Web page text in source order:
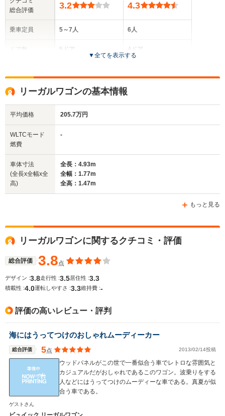
総合評価
乗車定員
サイズ
(全長x全幅x全高)
WLTCモード
燃費
排気量
駆動方式
3.2
5～7人
5ドア
全高
-m
-
2967cc
FF
4.3
6人
4ドア
全高
-
▼全てを表示する
リーガルワゴンの基本情報
平均価格 205.7万円
WLTCモード
燃費
-
車体寸法
(全長x全幅x全
高)
全長：4.93m
全幅：1.77m
全高：1.47m
もっと見る
リーガルワゴンに関するクチコミ・評価
総合評価 3.8点
デザイン :3.8走行性 :3.5 居住性 :3.3
積載性 :4.0運転しやすさ :3.3維持費 :-
評価の高いレビュー・評判
海にはうってつけのおしゃれムーディーカー
総合評価 5点 2013/02/14投稿
ウッドパネルがこの世で一番似合う車でレトロな雰囲気と
カジュアルだがおしゃれであるこのワゴン。波乗りをする
人などにはうってつけのムーディーな車である。真夏が似
合う車である。
ゲストさん